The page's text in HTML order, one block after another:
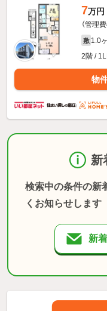
7万円
（管理
敷 1.0
2階 /
物
新
検索中の条件の新
くお知らせします
新